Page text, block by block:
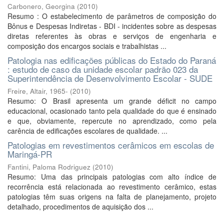
Carbonero, Georgina (2010)
Resumo : O estabelecimento de parâmetros de composição do
Bônus e Despesas Indiretas - BDI - incidentes sobre as despesas
diretas referentes às obras e serviços de engenharia e
composição dos encargos sociais e trabalhistas ...
Patologia nas edificações públicas do Estado do Paraná
: estudo de caso da unidade escolar padrão 023 da
Superintendência de Desenvolvimento Escolar - SUDE
Freire, Altair, 1965- (2010)
Resumo: O Brasil apresenta um grande déficit no campo
educacional, ocasionado tanto pela qualidade do que é ensinado
e que, obviamente, repercute no aprendizado, como pela
carência de edificações escolares de qualidade. ...
Patologias em revestimentos cerâmicos em escolas de
Maringá-PR
Fantini, Paloma Rodriguez (2010)
Resumo: Uma das principais patologias com alto índice de
recorrência está relacionada ao revestimento cerâmico, estas
patologias têm suas origens na falta de planejamento, projeto
detalhado, procedimentos de aquisição dos ...